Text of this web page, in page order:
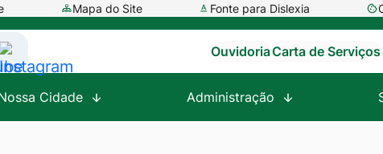
Mapa do Site Fonte para Dislexia
Acessar
OuvidoriaCarta de Serviços
Cidade Administração